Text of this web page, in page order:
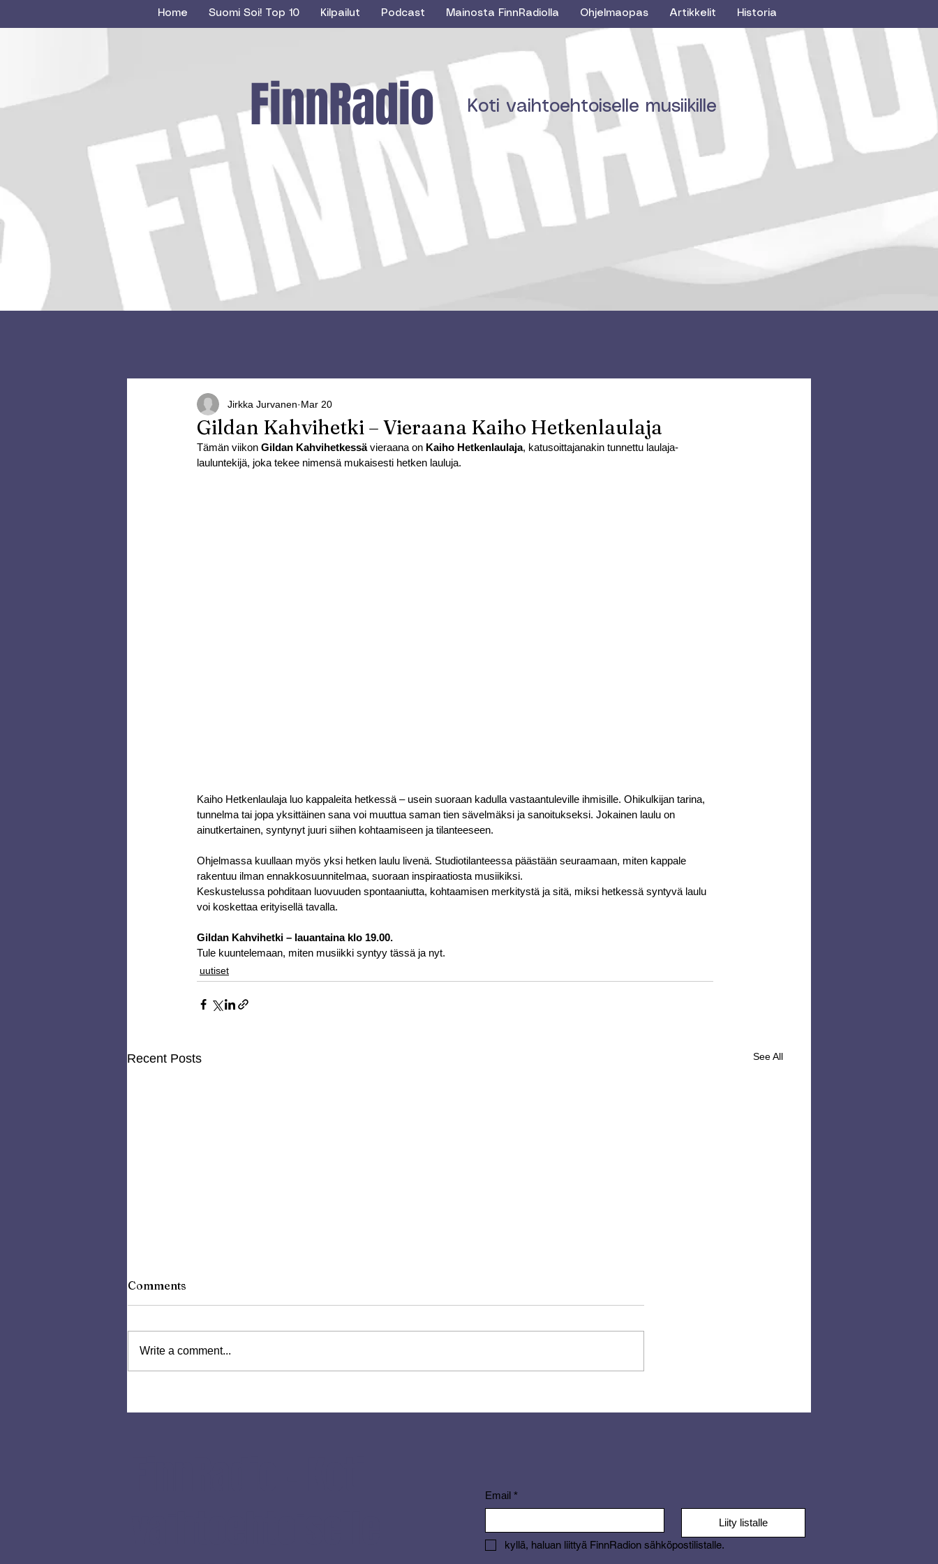
Home Suomi Soi! Top 10 Kilpailut Podcast Mainosta FinnRadiolla Ohjelmaopas Artikkelit Historia
FinnRadio Koti vaihtoehtoiselle musiikille
Gildan Kahvihetki – Vieraana Kaiho Hetkenlaulaja
Jirkka Jurvanen Mar 20
Tämän viikon Gildan Kahvihetkessä vieraana on Kaiho Hetkenlaulaja, katusoittajanakin tunnettu laulaja-
lauluntekijä, joka tekee nimensä mukaisesti hetken lauluja.
Kaiho Hetkenlaulaja luo kappaleita hetkessä – usein suoraan kadulla vastaantuleville ihmisille. Ohikulkijan tarina,
tunnelma tai jopa yksittäinen sana voi muuttua saman tien sävelmäksi ja sanoitukseksi. Jokainen laulu on
ainutkertainen, syntynyt juuri siihen kohtaamiseen ja tilanteeseen.
Ohjelmassa kuullaan myös yksi hetken laulu livenä. Studiotilanteessa päästään seuraamaan, miten kappale
rakentuu ilman ennakkosuunnitelmaa, suoraan inspiraatiosta musiikiksi.
Keskustelussa pohditaan luovuuden spontaaniutta, kohtaamisen merkitystä ja sitä, miksi hetkessä syntyvä laulu
voi koskettaa erityisellä tavalla.
Gildan Kahvihetki – lauantaina klo 19.00.
Tule kuuntelemaan, miten musiikki syntyy tässä ja nyt.
uutiset
Recent Posts See All
vallankumous - Uusi sarja
Harley Riding Music –
Alahärmästä sydämellä
Comments
Write a comment...
Email *
Liity listalle
kyllä, haluan liittyä FinnRadion sähköpostilistalle.